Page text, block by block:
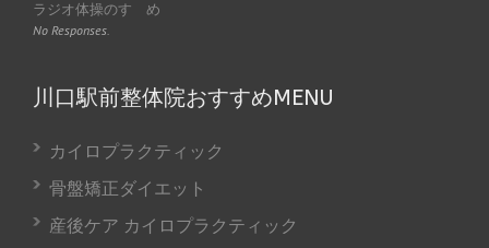
ラジオ体操のすゝめ
No Responses.
川口駅前整体院おすすめMENU
カイロプラクティック
骨盤矯正ダイエット
産後ケア カイロプラクティック